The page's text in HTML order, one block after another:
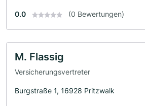
0.0 (0 Bewertungen)
M. Flassig
Versicherungsvertreter
Burgstraße 1, 16928 Pritzwalk